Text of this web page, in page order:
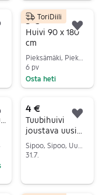
Lisää suosikiksi.
5 €
Huivi 90 x 180
cm
Pieksämäki, Pieksämäki Keskus, Etelä-Savo
6 pv
Osta heti
ToriDiili
Lisää suosikiksi.
4 €
Tuubihuivi
joustava uusi
naiselle/
miehelle
31.7.